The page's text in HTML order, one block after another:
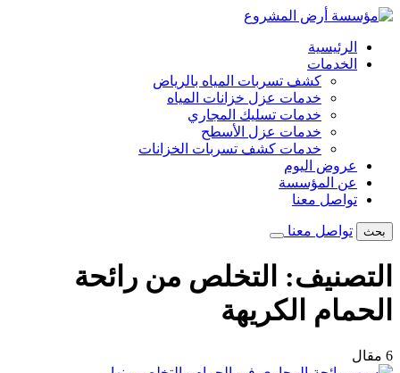
تخطى
المحتوىالرئيسية
الخدمات
كشف تسربات المياه بالرياض
خدمات عزل خزانات المياه
خدمات تسليك المجاري
خدمات عزل الأسطح
خدمات كشف تسربات الخزانات
عروض اليوم
عن المؤسسة
تواصل معنا
بحث تواصل معنا
التصنيف: التخلص من رائحة
الحمام الكريهة
6 مقال